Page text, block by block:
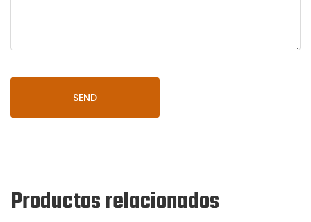
SEND
Productos relacionados